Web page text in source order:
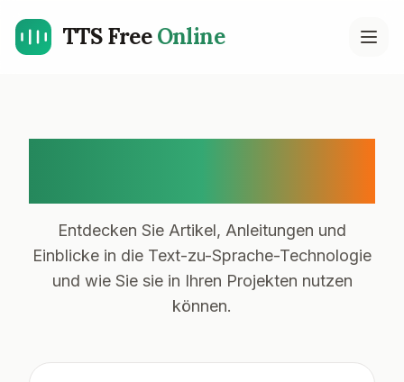
TTS FreeOnline
Entdecken Sie Artikel, Anleitungen und
Einblicke in die Text-zu-Sprache-Technologie
und wie Sie sie in Ihren Projekten nutzen
können.